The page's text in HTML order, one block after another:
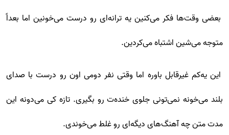
بعضی وقت‌ها فکر می‌کنین یه ترانه‌ای رو درست می‌خونین اما بعداً
متوجه می‌شین اشتباه می‌کردین.
این یه‌کم غیرقابل باوره اما وقتی نفر دومی اون رو درست با صدای
بلند می‌خونه نمی‌تونی جلوی خنده‌ت رو بگیری. تازه کی می‌دونه این
مدت متن چه آهنگ‌های دیگه‌ای رو غلط می‌خوندی.